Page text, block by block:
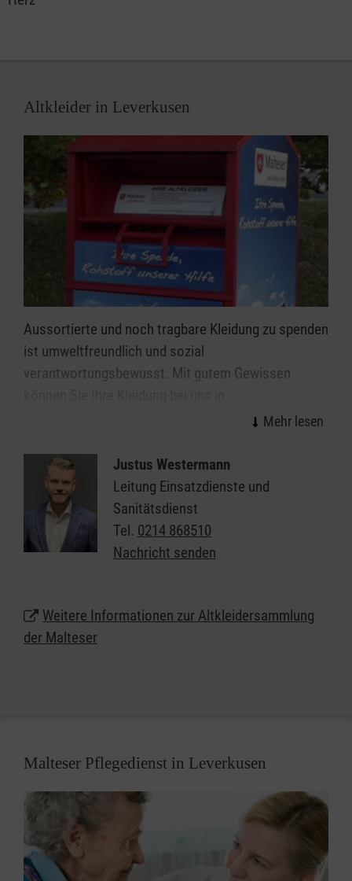
Altkleider in Leverkusen
Aussortierte und noch tragbare Kleidung zu spenden
ist umweltfreundlich und sozial
verantwortungsbewusst. Mit gutem Gewissen
abgeben. Wir garantieren eine faire und
Erlösen aus dem Verkauf Ihrer Altkleiderspenden
finanzieren wir unsere sozialen und humanitären
Projekte, die wir für Betroffene kostenlos anbieten.
Die Altkleidercontainer finden Sie an vielen
Standorten in ganz Leverkusen verteilt.
Justus Westermann
Leitung Einsatzdienste und
Sanitätsdienst
Tel. 0214 868510
Nachricht senden
Weitere Informationen zur Altkleidersammlung
der Malteser
Malteser Pflegedienst in Leverkusen